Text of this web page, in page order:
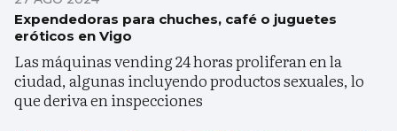
Expendedoras para chuches, café o juguetes
eróticos en Vigo
Las máquinas vending 24 horas proliferan en la
ciudad, algunas incluyendo productos sexuales, lo
que deriva en inspecciones